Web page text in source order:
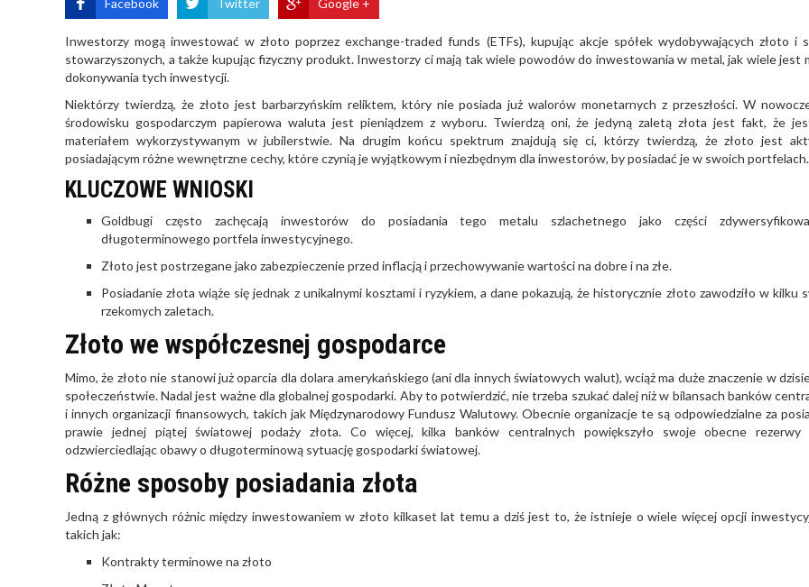
Facebook Twitter Google +
Inwestorzy mogą inwestować w złoto poprzez exchange-traded funds (ETFs), kupując akcje spółek wydobywających złoto i
stowarzyszonych, a także kupując fizyczny produkt. Inwestorzy ci mają tak wiele powodów do inwestowania w metal, jak wiele jest
dokonywania tych inwestycji.
Niektórzy twierdzą, że złoto jest barbarzyńskim reliktem, który nie posiada już walorów monetarnych z przeszłości. W
środowisku gospodarczym papierowa waluta jest pieniądzem z wyboru. Twierdzą oni, że jedyną zaletą złota jest fakt, że
materiałem wykorzystywanym w jubilerstwie. Na drugim końcu spektrum znajdują się ci, którzy twierdzą, że złoto jest
posiadającym różne wewnętrzne cechy, które czynią je wyjątkowym i niezbędnym dla inwestorów, by posiadać je w swoich portfelach.
KLUCZOWE WNIOSKI
Goldbugi często zachęcają inwestorów do posiadania tego metalu szlachetnego jako części
długoterminowego portfela inwestycyjnego.
Złoto jest postrzegane jako zabezpieczenie przed inflacją i przechowywanie wartości na dobre i na złe.
Posiadanie złota wiąże się jednak z unikalnymi kosztami i ryzykiem, a dane pokazują, że historycznie złoto zawodziło w kilku
rzekomych zaletach.
Złoto we współczesnej gospodarce
Mimo, że złoto nie stanowi już oparcia dla dolara amerykańskiego (ani dla innych światowych walut), wciąż ma duże znaczenie w
społeczeństwie. Nadal jest ważne dla globalnej gospodarki. Aby to potwierdzić, nie trzeba szukać dalej niż w bilansach banków
i innych organizacji finansowych, takich jak Międzynarodowy Fundusz Walutowy. Obecnie organizacje te są odpowiedzialne za
prawie jednej piątej światowej podaży złota. Co więcej, kilka banków centralnych powiększyło swoje obecne rezerwy
odzwierciedlając obawy o długoterminową sytuację gospodarki światowej.
Różne sposoby posiadania złota
Jedną z głównych różnic między inwestowaniem w złoto kilkaset lat temu a dziś jest to, że istnieje o wiele więcej opcji
takich jak:
Kontrakty terminowe na złoto